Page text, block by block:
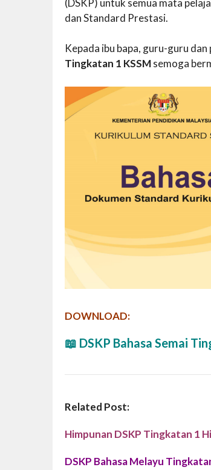
(DSKP) untuk semua mata
dan Standard Prestasi.
Kepada ibu bapa, guru-guru
Tingkatan 1 KSSMsemoga
DOWNLOAD:
📖 DSKP Bahasa Semai
Related Post:
Himpunan DSKP Tingkatan 1
DSKP Bahasa Melayu